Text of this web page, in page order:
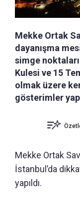
Mekke Ortak
dayanışma
simge
Kulesi ve 15
olmak üzere
gösterimler
Mekke Ortak
İstanbul’da
yapıldı.